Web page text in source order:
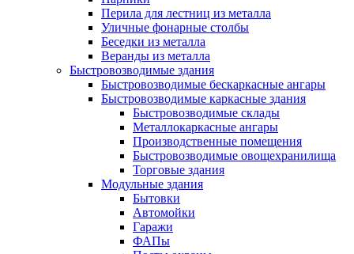
Перила для лестниц из металла
Уличные фонарные столбы
Беседки из металла
Веранды из металла
Быстровозводимые здания
Быстровозводимые бескаркасные ангары
Быстровозводимые каркасные здания
Быстровозводимые склады
Металлокаркасные ангары
Производственные помещения
Быстровозводимые овощехранилища
Торговые здания
Модульные здания
Бытовки
Автомойки
Гаражи
ФАПы